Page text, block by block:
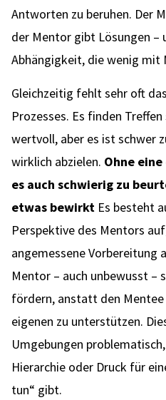
Antworten zu beruhen. Der
der Mentor gibt Lösungen –
Abhängigkeit, die wenig mit
Gleichzeitig fehlt sehr oft
Prozesses. Es finden
wertvoll, aber es ist schwer
wirklich abzielen. Ohne
es auch schwierig zu
etwas bewirkt Es besteht
Perspektive des Mentors
angemessene Vorbereitung
Mentor – auch unbewusst –
fördern, anstatt den
eigenen zu unterstützen.
Umgebungen
Hierarchie oder Druck für
tun“ gibt.